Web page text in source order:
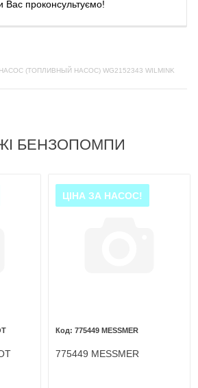
Вас проконсультуємо!
(ТОПЛИВНЫЙ НАСОС) WG2152343 WILMINK
БЕНЗОПОМПИ
ЦІНА ЗА НАСОС!
775449 MESSMER
775449 MESSMER